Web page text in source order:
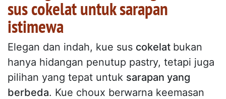
sus cokelat untuk sarapan
istimewa
Elegan dan indah, kue sus cokelat bukan
hanya hidangan penutup pastry, tetapi juga
pilihan yang tepat untuk sarapan yang
berbeda. Kue choux berwarna keemasan